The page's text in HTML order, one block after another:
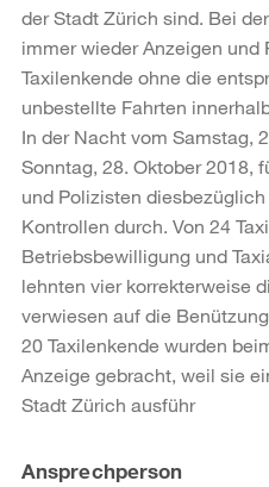
der Stadt Zürich sind. Bei
immer wieder Anzeigen und
Taxilenkende ohne die
unbestellte Fahrten
In der Nacht vom Samstag,
Sonntag, 28. Oktober 2018,
und Polizisten
Kontrollen durch. Von 24
Betriebsbewilligung und
lehnten vier korrekterweise
verwiesen auf die
20 Taxilenkende wurden
Anzeige gebracht, weil sie
Stadt Zürich ausführ
Weitere
Ansprechperson